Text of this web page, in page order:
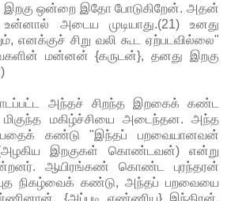
ஒன்றை இதோ போடுகிறேன். அதன்
அடைய முடியாது.(21) உனது
எனக்குச் சிறு வலி கூட ஏற்படவில்லை"
மன்னன் {கருடன்}, தனது இறகு
அந்தச் சிறந்த இறகைக் கண்ட
மகிழ்ச்சியை அடைந்தன. அந்த
கண்டு "இந்தப் பறவையானவன்
இறகுகள் கொண்டவன்) என்று
ஆயிரங்கண் கொண்ட புரந்தரன்
நிகழ்வைக் கண்டு, அந்தப் பறவையை
{அப்படி எண்ணிய} இந்திரன்,